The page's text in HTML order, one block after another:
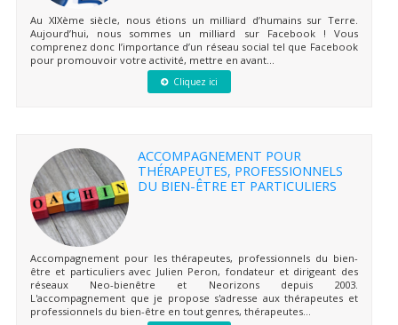
Au XIXème siècle, nous étions un milliard d’humains sur Terre.
Aujourd’hui, nous sommes un milliard sur Facebook ! Vous
comprenez donc l’importance d’un réseau social tel que Facebook
pour promouvoir votre activité, mettre en avant...
Cliquez ici
ACCOMPAGNEMENT POUR
THÉRAPEUTES, PROFESSIONNELS
DU BIEN-ÊTRE ET PARTICULIERS
Accompagnement pour les thérapeutes, professionnels du bien-
être et particuliers avec Julien Peron, fondateur et dirigeant des
réseaux Neo-bienêtre et Neorizons depuis 2003.
L'accompagnement que je propose s'adresse aux thérapeutes et
professionnels du bien-être en tout genres, thérapeutes...